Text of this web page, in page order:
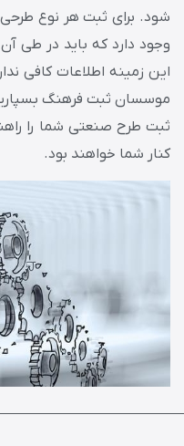
شود. برای ثبت هر نوع
وجود دارد که باید در طی آن
این زمینه اطلاعات کافی
موسسان ثبت فرهنگ
ثبت طرح صنعتی شما را
کنار شما خواهند بود.